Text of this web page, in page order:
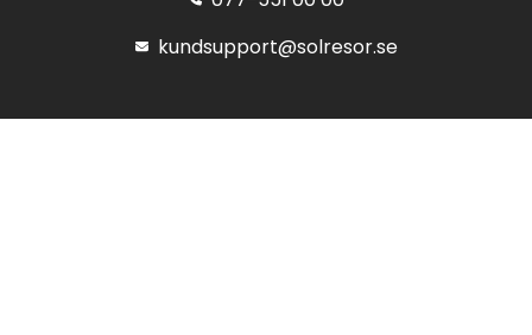
kundsupport@solresor.se